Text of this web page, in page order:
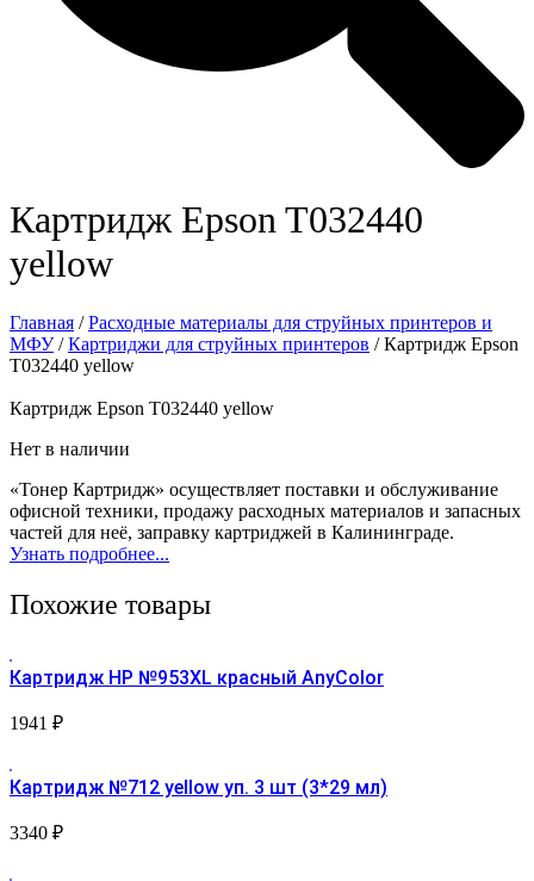
Картридж Epson T032440
yellow
Главная /Расходные материалы для струйных принтеров и
МФУ/Картриджи для струйных принтеров / Картридж Epson
T032440 yellow
Картридж Epson T032440 yellow
Нет в наличии
«Тонер Картридж» осуществляет поставки и обслуживание
офисной техники, продажу расходных материалов и запасных
частей для неё, заправку картриджей в Калининграде.
Узнать подробнее...
Похожие товары
Картридж HP №953XL красный AnyColor
1941 ₽
Картридж №712 yellow уп. 3 шт (3*29 мл)
3340 ₽